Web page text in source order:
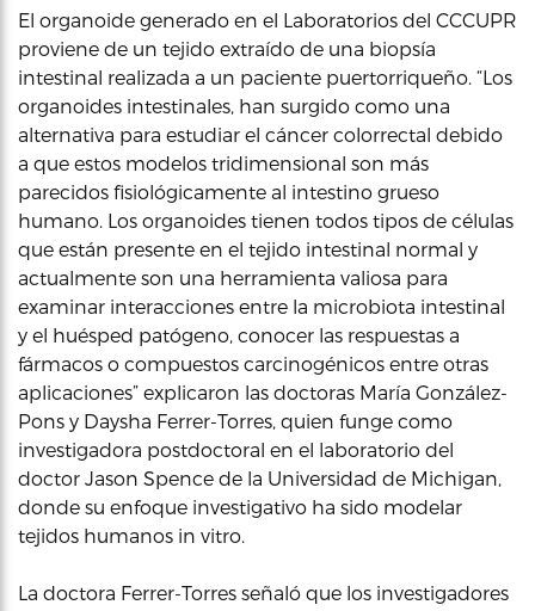
El organoide generado en el Laboratorios del CCCUPR
proviene de un tejido extraído de una biopsía
intestinal realizada a un paciente puertorriqueño. “Los
organoides intestinales, han surgido como una
alternativa para estudiar el cáncer colorrectal debido
a que estos modelos tridimensional son más
parecidos fisiológicamente al intestino grueso
humano. Los organoides tienen todos tipos de células
que están presente en el tejido intestinal normal y
actualmente son una herramienta valiosa para
examinar interacciones entre la microbiota intestinal
y el huésped patógeno, conocer las respuestas a
fármacos o compuestos carcinogénicos entre otras
aplicaciones” explicaron las doctoras María González-
Pons y Daysha Ferrer-Torres, quien funge como
investigadora postdoctoral en el laboratorio del
doctor Jason Spence de la Universidad de Michigan,
donde su enfoque investigativo ha sido modelar
tejidos humanos in vitro.
La doctora Ferrer-Torres señaló que los investigadores